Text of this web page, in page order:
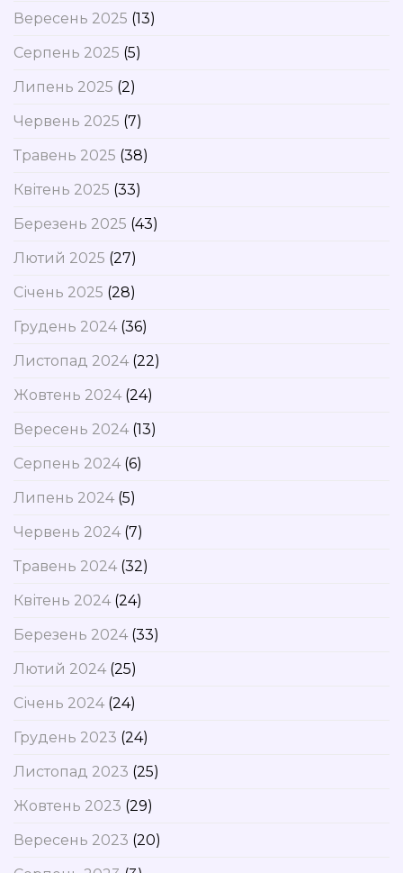
Вересень 2025 (13)
Серпень 2025 (5)
Липень 2025 (2)
Червень 2025 (7)
Травень 2025 (38)
Квітень 2025 (33)
Березень 2025 (43)
Лютий 2025 (27)
Січень 2025 (28)
Грудень 2024(36)
Листопад 2024(22)
Жовтень 2024(24)
Вересень 2024(13)
Серпень 2024(6)
Липень 2024(5)
Червень 2024(7)
Травень 2024(32)
Квітень 2024(24)
Березень 2024(33)
Лютий 2024(25)
Січень 2024(24)
Грудень 2023 (24)
Листопад 2023 (25)
Жовтень 2023 (29)
Вересень 2023 (20)